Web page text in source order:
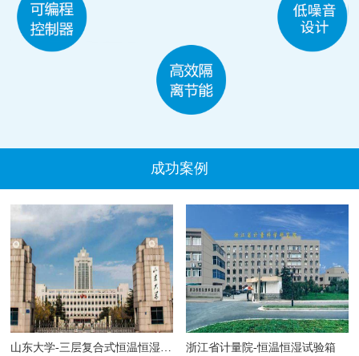
成功案例
山东大学-三层复合式恒温恒湿试验箱 浙江省计量院-恒温恒湿试验箱